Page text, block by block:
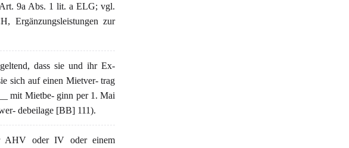
9a Abs. 1 lit. a ELG; vgl.
Ergänzungsleistungen zur
dass sie und ihr Ex-
sich auf einen Mietver- trag
mit Mietbe- ginn per 1. Mai
debeilage [BB] 111).
AHV oder IV oder einem